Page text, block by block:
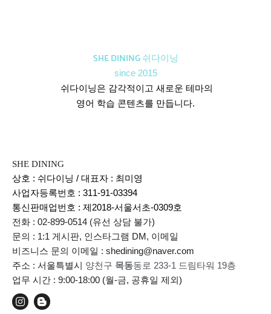
SHE DINING 쉬다이닝
since 2015
쉬다이닝은 감각적이고 새로운 테마의
영어 학습 콘텐츠를 만듭니다.
SHE DINING
상호 : 쉬다이닝 / 대표자 : 최미영
사업자등록번호 : 311-91-03394
통신판매업번호 : 제2018-서울서초-0309호
전화 : 02-899-0514 (유선 상담 불가)
문의 : 1:1 게시판, 인스타그램 DM, 이메일
비즈니스 문의 이메일 : shedining@naver.com
주소 : 서울특별시 양천구 목동동로 233-1 드림타워 19층
업무 시간 : 9:00-18:00 (월-금, 공휴일 제외)